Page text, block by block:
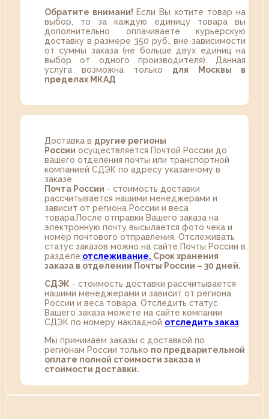
Обратите внимани! Если Вы хотите товар на
выбор, то за каждую единицу товара вы
дополнительно оплачиваете курьерскую
доставку в размере 350 руб., вне зависимости
от суммы заказа (не больше двух единиц на
выбор от одного производителя). Данная
услуга возможна только для Москвы в
пределах МКАД
Доставка в другие регионы
России осуществляется Почтой России до
вашего отделения почты или транспортной
компанией СДЭК по адресу указанному в
заказе.
Почта России - стоимость доставки
рассчитывается нашими менеджерами и
зависит от региона России и веса
товара.После отправки Вашего заказа на
электронную почту высылается фото чека и
номер почтового отправления. Отслеживать
статус заказов можно на сайте Почты России в
разделе oтслеживание. Срок хранения
заказа в отделении Почты России – 30 дней.
СДЭК - стоимость доставки рассчитывается
нашими менеджерами и зависит от региона
России и веса товара. Отследить статус
Вашего заказа можете на сайте компании
СДЭК по номеру накладной отследить заказ.
Мы принимаем заказы с доставкой по
регионам России только по предварительной
оплате полной стоимости заказа и
стоимости доставки.